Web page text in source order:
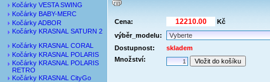
Kočárky VESTA SWING
Kočárky BABY-MERC
Kočárky ADBOR
Kočárky KRASNAL SATURN 2
Kočárky KRASNAL CORAL
Kočárky KRASNAL POLARIS
Kočárky KRASNAL POLARIS
RETRO
Kočárky KRASNAL CityGo
Cena:
Kč
výběr_modelu:
Dostupnost:
skladem
Množství: